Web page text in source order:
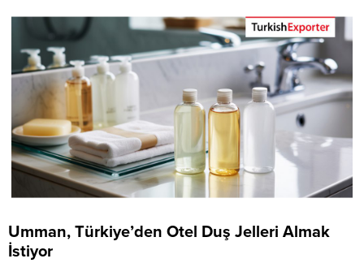
Umman, Türkiye’den Otel Duş Jelleri Almak
İstiyor